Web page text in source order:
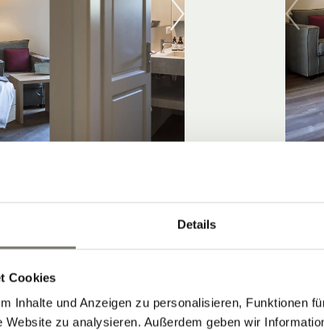
Details
Cookies
Inhalte und Anzeigen zu personalisieren, Funktionen
Website zu analysieren. Außerdem geben wir